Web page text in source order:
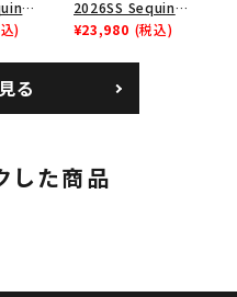
Logo
インデ
)
2026SS Sequin
Denim Classic Logo
6パネルキャップ ナチュ
ラル
¥23,980 (税込)
る
した商品